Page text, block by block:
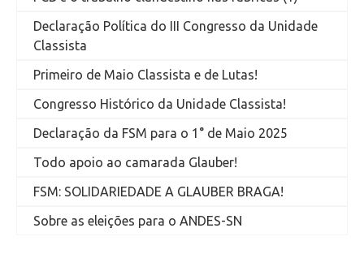
Declaração Política do III Congresso da Unidade
Classista
Primeiro de Maio Classista e de Lutas!
Congresso Histórico da Unidade Classista!
Declaração da FSM para o 1° de Maio 2025
Todo apoio ao camarada Glauber!
FSM: SOLIDARIEDADE A GLAUBER BRAGA!
Sobre as eleições para o ANDES-SN